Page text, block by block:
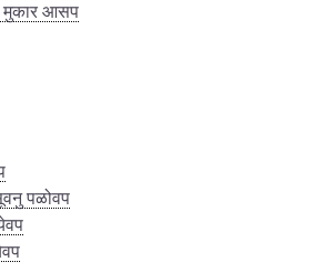
मुकार आसप
पळोवप